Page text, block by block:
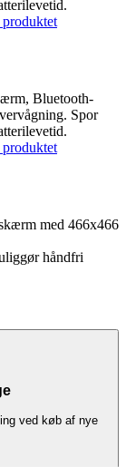
Bluetooth-
Spor
med 466x466
håndfri
ved køb af nye